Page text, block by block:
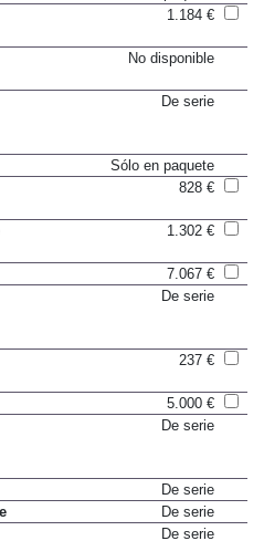
Sólo en paquete
Sólo en paquete
7.067 €
5.000 €
De serie
De serie